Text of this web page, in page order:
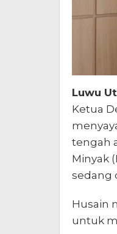
Luwu
Ketua
tengah
Minyak
sedang
Husain
untuk